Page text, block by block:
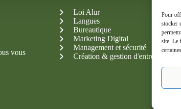
Pour
stocker
site. Le
vous
Loi Alur
Langues
Bureautique
Marketing Digital
Management et sécurité
Création & gestion d'entreprise